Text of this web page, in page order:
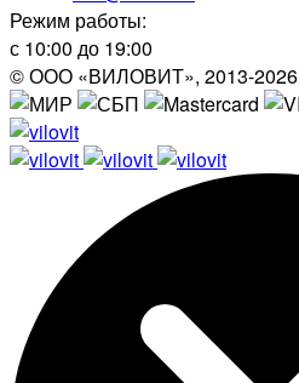
Режим работы:
с 10:00 до 19:00
© ООО «ВИЛОВИТ», 2013-2026